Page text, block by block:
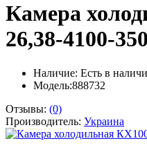
Камера
26,38-4100-
Наличие: Есть в
Модель:888732
Отзывы: (0)
Производитель: Украина